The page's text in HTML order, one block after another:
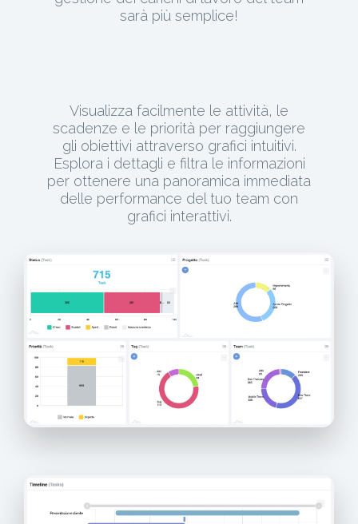
sarà più semplice!
Visualizza facilmente le attività, le
scadenze e le priorità per raggiungere
gli obiettivi attraverso grafici intuitivi.
Esplora i dettagli e filtra le informazioni
per ottenere una panoramica immediata
delle performance del tuo team con
grafici interattivi.